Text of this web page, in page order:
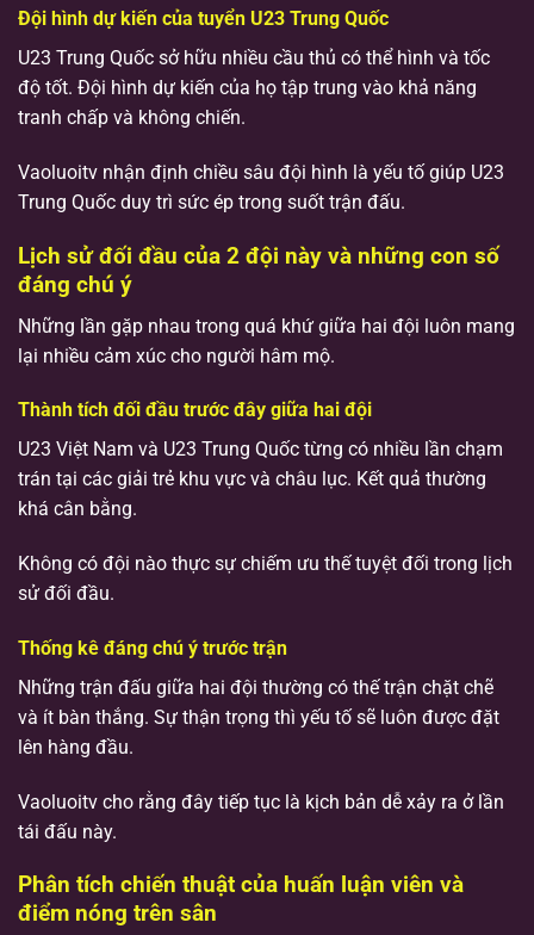
Đội hình dự kiến của tuyển U23 Trung Quốc
U23 Trung Quốc sở hữu nhiều cầu thủ có thể hình và tốc
độ tốt. Đội hình dự kiến của họ tập trung vào khả năng
tranh chấp và không chiến.
Vaoluoitv nhận định chiều sâu đội hình là yếu tố giúp U23
Trung Quốc duy trì sức ép trong suốt trận đấu.
Lịch sử đối đầu của 2 đội này và những con số
đáng chú ý
Những lần gặp nhau trong quá khứ giữa hai đội luôn mang
lại nhiều cảm xúc cho người hâm mộ.
Thành tích đối đầu trước đây giữa hai đội
U23 Việt Nam và U23 Trung Quốc từng có nhiều lần chạm
trán tại các giải trẻ khu vực và châu lục. Kết quả thường
khá cân bằng.
Không có đội nào thực sự chiếm ưu thế tuyệt đối trong lịch
sử đối đầu.
Thống kê đáng chú ý trước trận
Những trận đấu giữa hai đội thường có thế trận chặt chẽ
và ít bàn thắng. Sự thận trọng thì yếu tố sẽ luôn được đặt
lên hàng đầu.
Vaoluoitv cho rằng đây tiếp tục là kịch bản dễ xảy ra ở lần
tái đấu này.
Phân tích chiến thuật của huấn luận viên và
điểm nóng trên sân